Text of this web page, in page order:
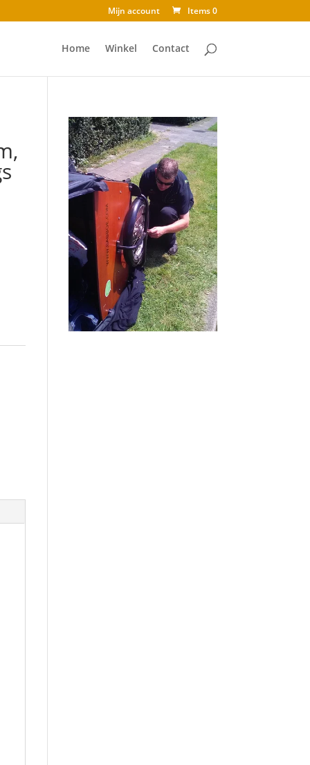
Mijn account Items 0
Home Winkel Contact